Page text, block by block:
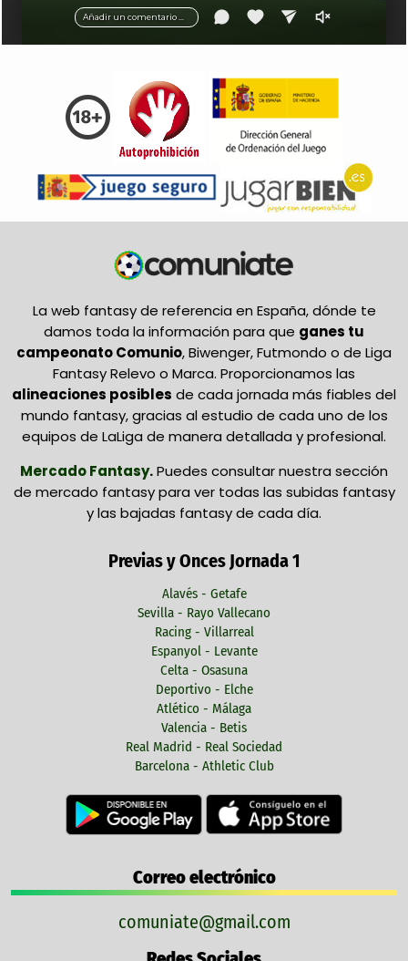
Añadir un comentario ...
La web fantasy de referencia en España, dónde te
damos toda la información para que ganes tu
campeonato Comunio, Biwenger, Futmondo o de Liga
Fantasy Relevo o Marca. Proporcionamos las
alineaciones posibles de cada jornada más fiables del
mundo fantasy, gracias al estudio de cada uno de los
equipos de LaLiga de manera detallada y profesional.
Mercado Fantasy.Puedes consultar nuestra sección
de mercado fantasy para ver todas las subidas fantasy
y las bajadas fantasy de cada día.
Previas y Onces Jornada 1
Alavés - Getafe
Sevilla - Rayo Vallecano
Racing - Villarreal
Espanyol - Levante
Celta - Osasuna
Deportivo - Elche
Atlético - Málaga
Valencia - Betis
Real Madrid - Real Sociedad
Barcelona - Athletic Club
Correo electrónico
comuniate@gmail.com